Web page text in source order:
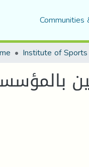
Communities